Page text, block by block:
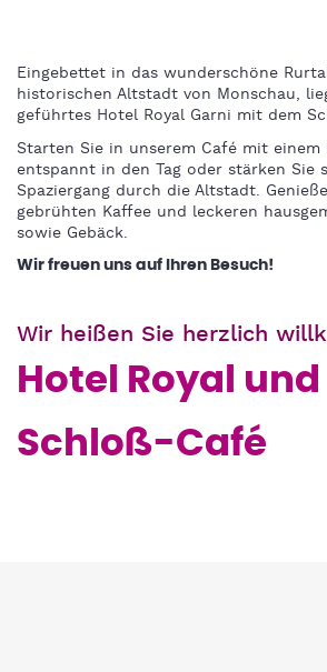
Eingebettet in das wunderschöne
historischen Altstadt von Monschau,
geführtes Hotel Royal Garni mit dem
Starten Sie in unserem Café mit einem
entspannt in den Tag oder stärken Sie
Spaziergang durch die Altstadt.
gebrühten Kaffee und leckeren
sowie Gebäck.
Wir freuen uns auf Ihren Besuch!
Wir heißen Sie herzlich
Hotel Royal und
Schloß-Café